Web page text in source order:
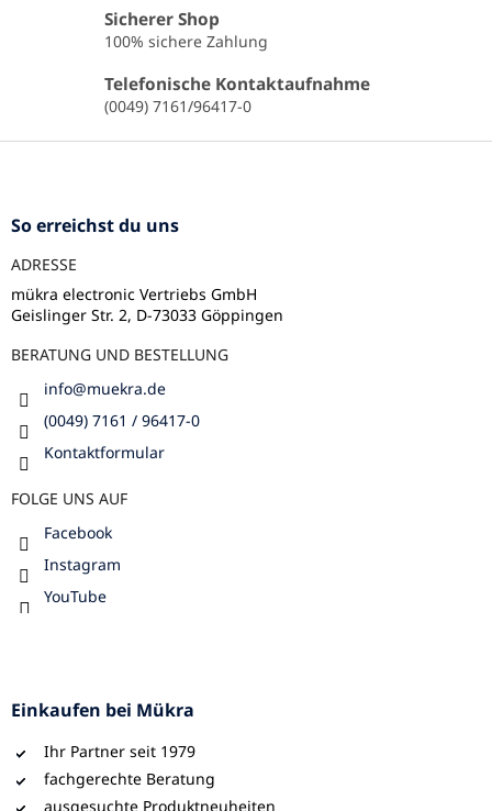
m
e
n
t
e
d
e
Sicherer Shop
100% sichere Zahlung
Telefonische Kontaktaufnahme
(0049) 7161/96417-0
F
So erreichst du uns
ADRESSE
mükra electronic Vertriebs GmbH
Geislinger Str. 2, D-73033 Göppingen
BERATUNG UND BESTELLUNG
info@muekra.de
(0049) 7161 / 96417-0
Kontaktformular
FOLGE UNS AUF
Facebook
Instagram
YouTube
Einkaufen bei Mükra
Ihr Partner seit 1979
fachgerechte Beratung
ausgesuchte Produktneuheiten